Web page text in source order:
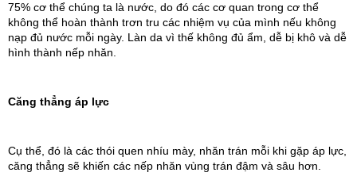
75% cơ thể chúng ta là nước, do đó các cơ quan trong cơ thể
không thể hoàn thành trơn tru các nhiệm vụ của mình nếu không
nạp đủ nước mỗi ngày. Làn da vì thế không đủ ẩm, dễ bị khô và dễ
hình thành nếp nhăn.
Căng thẳng áp lực
Cụ thể, đó là các thói quen nhíu mày, nhăn trán mỗi khi gặp áp lực,
căng thẳng sẽ khiến các nếp nhăn vùng trán đậm và sâu hơn.